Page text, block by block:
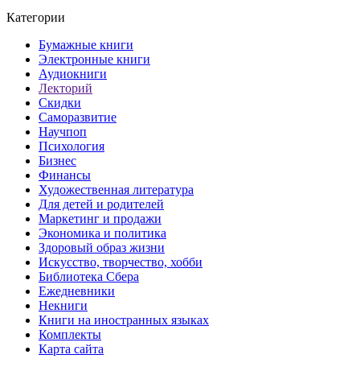
Категории
Бумажные книги
Электронные книги
Аудиокниги
Лекторий
Скидки
Саморазвитие
Научпоп
Психология
Бизнес
Финансы
Художественная литература
Для детей и родителей
Маркетинг и продажи
Экономика и политика
Здоровый образ жизни
Искусство, творчество, хобби
Библиотека Сбера
Ежедневники
Некниги
Книги на иностранных языках
Комплекты
Карта сайта